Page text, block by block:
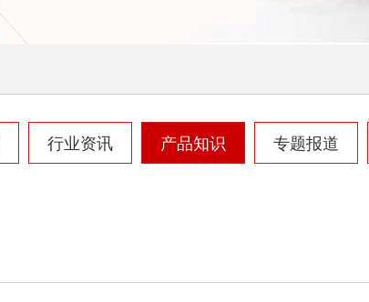
行业资讯 产品知识 专题报道